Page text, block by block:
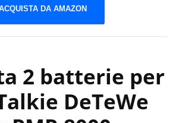
DA AMAZON
2 batterie per
DeTeWe